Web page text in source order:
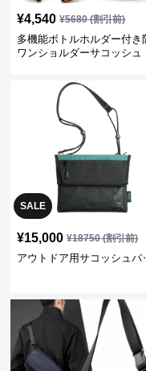
¥4,540 ¥5680(割引前)
多機能ボトルホルダー付き
ワンショルダーサコッシュ
SALE
¥15,000 ¥18750(割引前)
アウトドア用サコッシュバ